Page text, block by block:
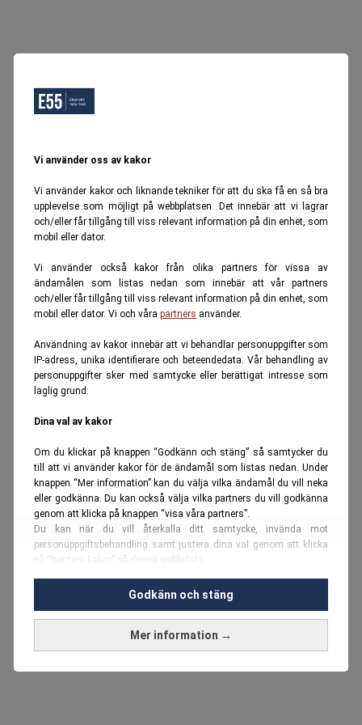
Vi använder oss av kakor
Vi använder kakor och liknande tekniker för att du ska få en så bra
upplevelse som möjligt på webbplatsen. Det innebär att vi lagrar
och/eller får tillgång till viss relevant information på din enhet, som
mobil eller dator.
Vi använder också kakor från olika partners för vissa av
ändamålen som listas nedan som innebär att vår partners
och/eller får tillgång till viss relevant information på din enhet, som
mobil eller dator. Vi och våra partners använder.
Användning av kakor innebär att vi behandlar personuppgifter som
IP-adress, unika identifierare och beteendedata. Vår behandling av
personuppgifter sker med samtycke eller berättigat intresse som
laglig grund.
Dina val av kakor
Om du klickar på knappen “Godkänn och stäng” så samtycker du
till att vi använder kakor för de ändamål som listas nedan. Under
knappen “Mer information” kan du välja vilka ändamål du vill neka
eller godkänna. Du kan också välja vilka partners du vill godkänna
genom att klicka på knappen “visa våra partners”.
Du kan när du vill återkalla ditt samtycke, invända mot
personuppgiftsbehandling samt justera dina val genom att klicka
på “hantera kakor” på denna webbplats.
Du kan fördjupa dig ytterligare i vårcookie-policy
Vi använder kakor och personuppgifter för dessa syften:
Nödvändiga cookies och liknande tekniker, anpassning av
Mer information →
Godkänn och stäng
Oops, Ett fel inträffade.